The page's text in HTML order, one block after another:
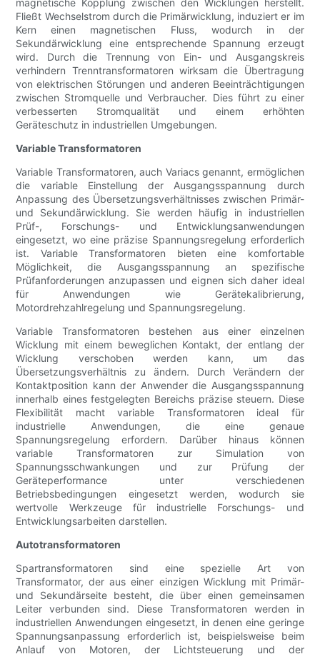
magnetische Kopplung zwischen den Wicklungen herstellt.
Fließt Wechselstrom durch die Primärwicklung, induziert er im
Kern einen magnetischen Fluss, wodurch in der
Sekundärwicklung eine entsprechende Spannung erzeugt
wird. Durch die Trennung von Ein- und Ausgangskreis
verhindern Trenntransformatoren wirksam die Übertragung
von elektrischen Störungen und anderen Beeinträchtigungen
zwischen Stromquelle und Verbraucher. Dies führt zu einer
verbesserten Stromqualität und einem erhöhten
Geräteschutz in industriellen Umgebungen.
Variable Transformatoren
Variable Transformatoren, auch Variacs genannt, ermöglichen
die variable Einstellung der Ausgangsspannung durch
Anpassung des Übersetzungsverhältnisses zwischen Primär-
und Sekundärwicklung. Sie werden häufig in industriellen
Prüf-, Forschungs- und Entwicklungsanwendungen
eingesetzt, wo eine präzise Spannungsregelung erforderlich
ist. Variable Transformatoren bieten eine komfortable
Möglichkeit, die Ausgangsspannung an spezifische
Prüfanforderungen anzupassen und eignen sich daher ideal
für Anwendungen wie Gerätekalibrierung,
Motordrehzahlregelung und Spannungsregelung.
Variable Transformatoren bestehen aus einer einzelnen
Wicklung mit einem beweglichen Kontakt, der entlang der
Wicklung verschoben werden kann, um das
Übersetzungsverhältnis zu ändern. Durch Verändern der
Kontaktposition kann der Anwender die Ausgangsspannung
innerhalb eines festgelegten Bereichs präzise steuern. Diese
Flexibilität macht variable Transformatoren ideal für
industrielle Anwendungen, die eine genaue
Spannungsregelung erfordern. Darüber hinaus können
variable Transformatoren zur Simulation von
Spannungsschwankungen und zur Prüfung der
Geräteperformance unter verschiedenen
Betriebsbedingungen eingesetzt werden, wodurch sie
wertvolle Werkzeuge für industrielle Forschungs- und
Entwicklungsarbeiten darstellen.
Autotransformatoren
Spartransformatoren sind eine spezielle Art von
Transformator, der aus einer einzigen Wicklung mit Primär-
und Sekundärseite besteht, die über einen gemeinsamen
Leiter verbunden sind. Diese Transformatoren werden in
industriellen Anwendungen eingesetzt, in denen eine geringe
Spannungsanpassung erforderlich ist, beispielsweise beim
Anlauf von Motoren, der Lichtsteuerung und der